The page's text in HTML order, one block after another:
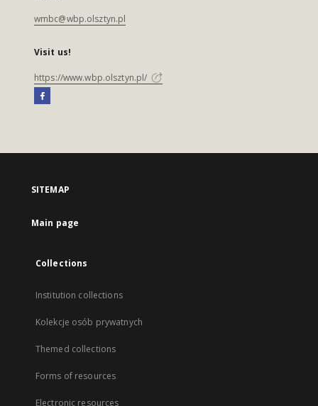
wmbc@wbp.olsztyn.pl
Visit us!
https://www.wbp.olsztyn.pl/
SITEMAP
Main page
Collections
Institution collections
Kolekcje osób prywatnych
Themed collections
Forms of resources
Electronic resources